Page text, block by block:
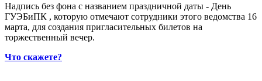
Надпись без фона с названием праздничной даты - День
ГУЭБиПК , которую отмечают сотрудники этого ведомства 16
марта, для создания пригласительных билетов на
торжественный вечер.
Что скажете?